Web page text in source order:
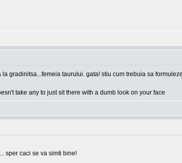
gradinitsa...femeia taurului. gata! stiu cum trebuia sa
take any to just sit there with a dumb look on your face
sper caci se va simti bine!